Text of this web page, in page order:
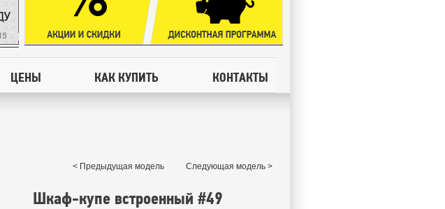
ЦЕНЫ КАК КУПИТЬ КОНТАКТЫ
< Предыдущая модель Следующая модель >
Шкаф-купе встроенный #49